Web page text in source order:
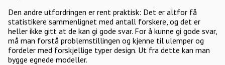
Den andre utfordringen er rent praktisk: Det er altfor få
statistikere sammenlignet med antall forskere, og det er
heller ikke gitt at de kan gi gode svar. For å kunne gi gode svar,
må man forstå problemstillingen og kjenne til ulemper og
fordeler med forskjellige typer design. Ut fra dette kan man
bygge egnede modeller.